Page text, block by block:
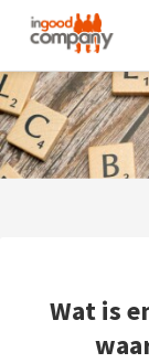
Wat is
policy